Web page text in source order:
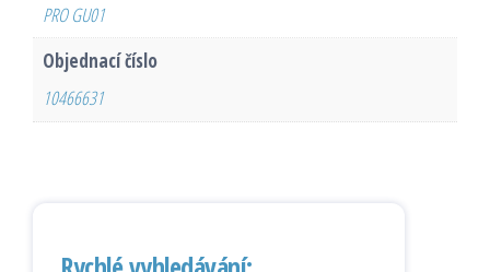
PRO GU01
Objednací číslo
10466631